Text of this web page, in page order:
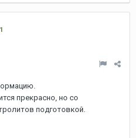
1
прекрасно, но со
подготовкой.